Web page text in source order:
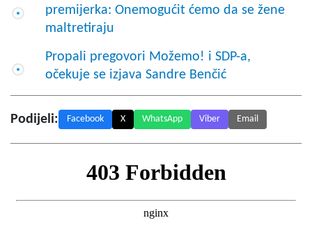
premijerka: Onemogućit ćemo da se žene
maltretiraju
Propali pregovori Možemo! i SDP-a,
očekuje se izjava Sandre Benčić
Podijeli: Facebook X WhatsApp Viber Email